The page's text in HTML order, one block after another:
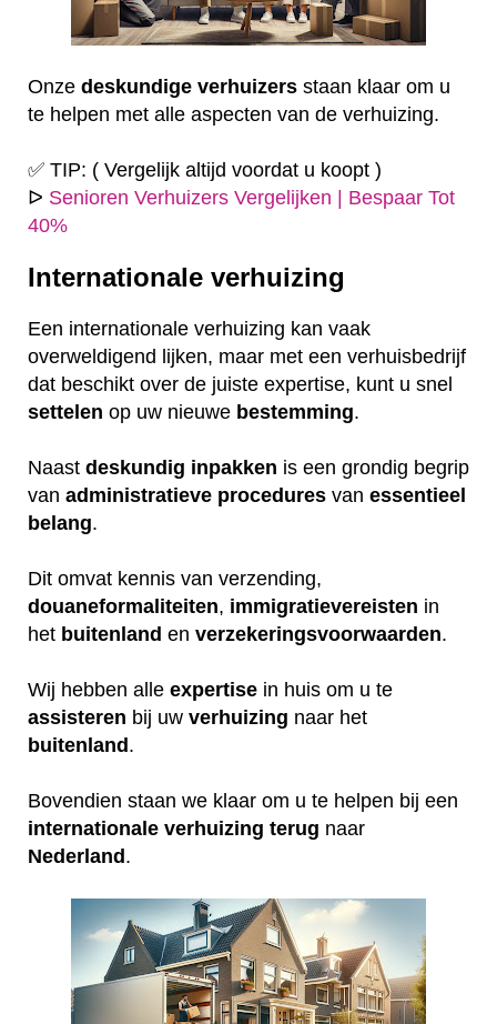
Onze deskundige verhuizers staan klaar om u
te helpen met alle aspecten van de verhuizing.
✅ TIP: ( Vergelijk altijd voordat u koopt )
ᐅ Senioren Verhuizers Vergelijken | Bespaar Tot
40%
Internationale verhuizing
Een internationale verhuizing kan vaak
overweldigend lijken, maar met een verhuisbedrijf
dat beschikt over de juiste expertise, kunt u snel
settelen op uw nieuwe bestemming.
Naast deskundig inpakken is een grondig begrip
van administratieve procedures van essentieel
belang.
Dit omvat kennis van verzending,
douaneformaliteiten, immigratievereisten in
het buitenland en verzekeringsvoorwaarden.
Wij hebben alle expertise in huis om u te
assisteren bij uw verhuizing naar het
buitenland.
Bovendien staan we klaar om u te helpen bij een
internationale verhuizing terug naar
Nederland.